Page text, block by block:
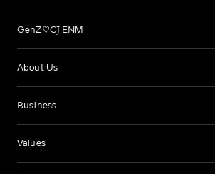
GenZ♡CJ ENM
About Us
Business
Values